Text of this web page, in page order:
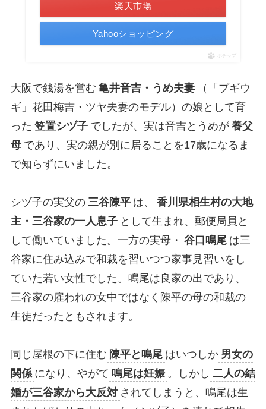
楽天市場
Yahooショッピング
ポチップ
大阪で銭湯を営む 亀井音吉・うめ夫妻
（「ブギウ
ギ」花田梅吉・ツヤ夫妻のモデル）の娘として育
った 笠置シヅ子 でしたが、実は音吉とうめが 養父
母 であり、実の親が別に居ることを17歳になるま
で知らずにいました。
シヅ子の実父の 三谷陳平 は、
香川県相生村の大地
主・三谷家の一人息子 として生まれ、郵便局員と
して働いていました。一方の実母・ 谷口鳴尾 は三
谷家に住み込みで和裁を習いつつ家事見習いをし
ていた若い女性でした。鳴尾は良家の出であり、
三谷家の雇われの女中ではなく陳平の母の和裁の
生徒だったともされます。
同じ屋根の下に住む 陳平と鳴尾 はいつしか 男女の
関係 になり、やがて 鳴尾は妊娠 。しかし 二人の結
婚が三谷家から大反対 されてしまうと、鳴尾は生